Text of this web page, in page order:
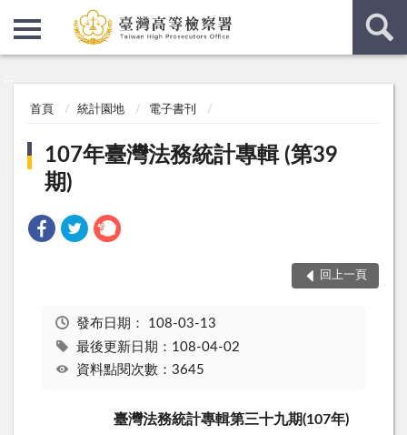
首頁 統計園地 電子書刊
107年臺灣法務統計專輯 (第39
期)
回上一頁
發布日期： 108-03-13
最後更新日期：108-04-02
資料點閱次數：3645
臺灣法務統計專輯第三十九期(107年)